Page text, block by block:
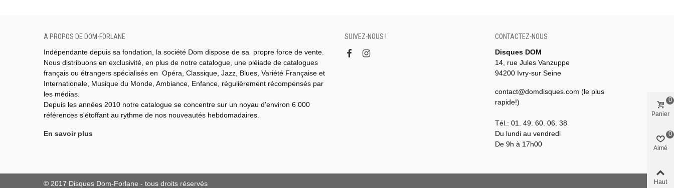
A PROPOS DE DOM-FORLANE
Indépendante depuis sa fondation, la société Dom dispose de sa propre force de vente.
Nous distribuons en exclusivité, en plus de notre catalogue, une pléiade de catalogues
français ou étrangers spécialisés en Opéra, Classique, Jazz, Blues, Variété Française et
Internationale, Musique du Monde, Ambiance, Enfance, régulièrement récompensés par
les médias.
Depuis les années 2010 notre catalogue se concentre sur un noyau d'environ 6 000
références s'étoffant au rythme de nos nouveautés hebdomadaires.
En savoir plus
SUIVEZ-NOUS !
CONTACTEZ-NOUS
Disques DOM
14, rue Jules Vanzuppe
94200 Ivry-sur Seine
contact@domdisques.com (le plus
rapide!)
Tél.: 01. 49. 60. 06. 38
Du lundi au vendredi
De 9h à 17h00
© 2017 Disques Dom-Forlane - tous droits réservés
Panier
0
Aimé
0
Haut